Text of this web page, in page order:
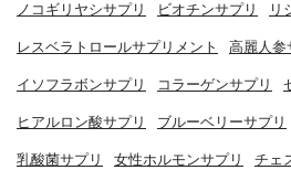
ノコギリヤシサプリ ビオチンサプリ リ
レスベラトロールサプリメント 高麗人参
イソフラボンサプリ コラーゲンサプリ
ヒアルロン酸サプリ ブルーベリーサプリ
乳酸菌サプリ 女性ホルモンサプリ チェ